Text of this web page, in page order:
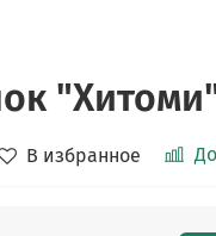
В избранное